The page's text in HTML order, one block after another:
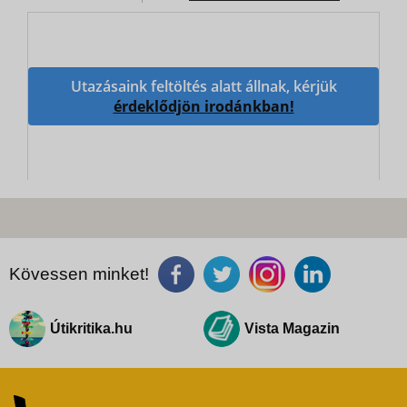
Utazásaink feltöltés alatt állnak, kérjük
érdeklődjön irodánkban!
Kövessen minket!
Útikritika.hu Vista Magazin